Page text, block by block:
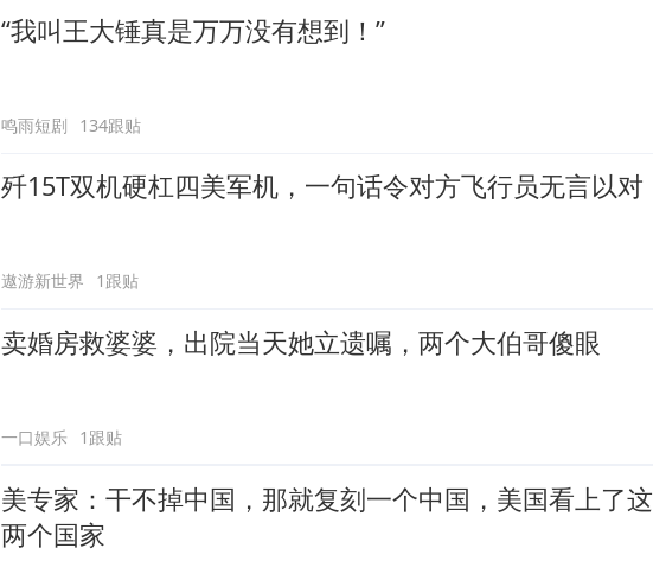
“我叫王大锤真是万万没有想到！”
鸣雨短剧 134跟贴
歼15T双机硬杠四美军机，一句话令对方飞行员无言以对
遨游新世界 1跟贴
卖婚房救婆婆，出院当天她立遗嘱，两个大伯哥傻眼
一口娱乐 1跟贴
美专家：干不掉中国，那就复刻一个中国，美国看上了这
两个国家